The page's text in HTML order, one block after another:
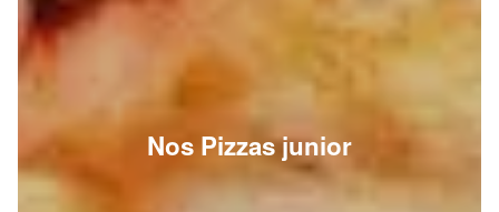
Nos Pizzas junior